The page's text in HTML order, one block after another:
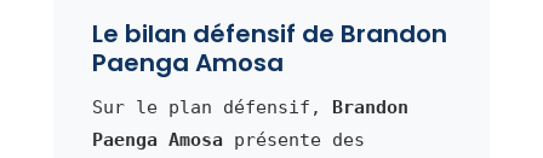
Le bilan défensif de Brandon
Paenga Amosa
Sur le plan défensif, Brandon
Paenga Amosa présente des